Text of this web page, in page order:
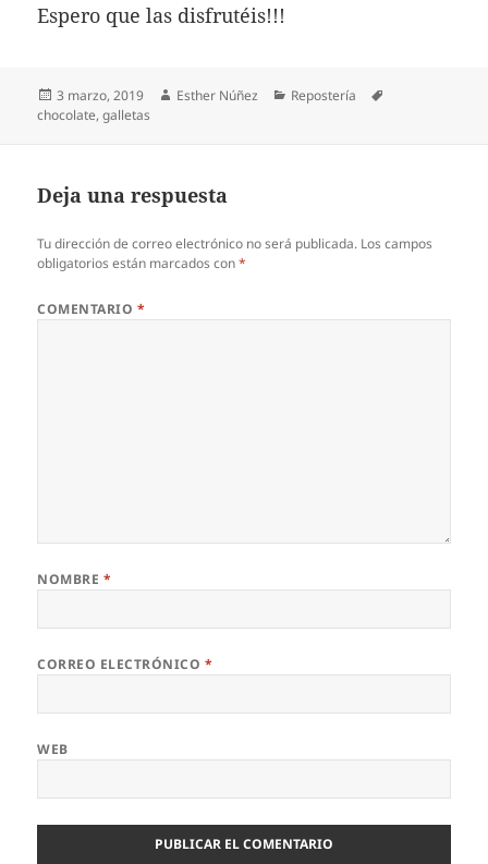
Espero que las disfrutéis!!!
Publicado
el
3 marzo, 2019 Autor
Esther Núñez Categorías
Repostería
chocolate,galletas
Deja una respuesta
Tu dirección de correo electrónico no será publicada. Los campos
obligatorios están marcados con*
COMENTARIO *
NOMBRE *
CORREO ELECTRÓNICO *
WEB